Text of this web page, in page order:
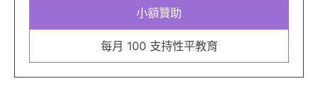
小額贊助
每月 100 支持性平教育